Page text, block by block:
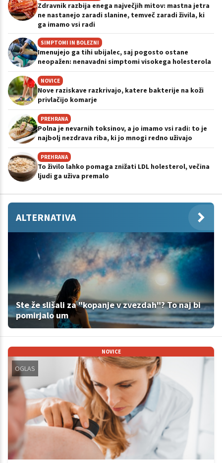
Zdravnik razbija enega največjih mitov: mastna jetra
ne nastanejo zaradi slanine, temveč zaradi živila, ki
ga imamo vsi radi
SIMPTOMI IN BOLEZNI
Imenujejo ga tihi ubijalec, saj pogosto ostane
neopažen: nenavadni simptomi visokega holesterola
NOVICE
Nove raziskave razkrivajo, katere bakterije na koži
privlačijo komarje
PREHRANA
Polna je nevarnih toksinov, a jo imamo vsi radi: to je
najbolj nezdrava riba, ki jo mnogi redno uživajo
PREHRANA
To živilo lahko pomaga znižati LDL holesterol, večina
ljudi ga uživa premalo
ALTERNATIVA
Ste že slišali za "kopanje v zvezdah"? To naj bi
pomirjalo um
NOVICE
OGLAS